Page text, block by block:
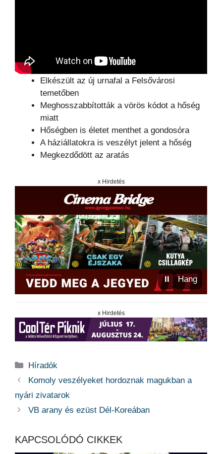
Elkészült az új urnafal a Felsővárosi
temetőben
Meghosszabbították a vörös kódot a hőség
miatt
Hőségben is életet menthet a gondosóra
A háziállatokra is veszélyt jelent a hőség
Megkezdődött az aratás
x Hirdetés
⏸ Hang
x Hirdetés
Kategória
Híradók
Komoly veszélyeket hordoznak magukban a
nyári zivatarok
VB arany és ezüst Dél-Koreában
KAPCSOLÓDÓ CIKKEK